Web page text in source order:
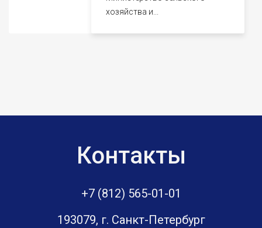
хозяйства и...
Контакты
+7 (812) 565-01-01
193079, г. Санкт-Петербург